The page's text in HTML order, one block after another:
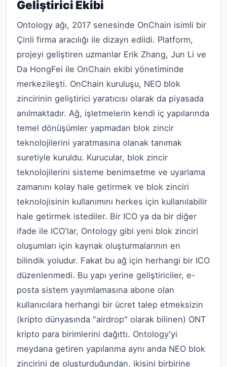
Geliştirici Ekibi
Ontology ağı, 2017 senesinde OnChain isimli bir
Çinli firma aracılığı ile dizayn edildi. Platform,
projeyi geliştiren uzmanlar Erik Zhang, Jun Li ve
Da HongFei ile OnChain ekibi yönetiminde
merkezileşti. OnChain kuruluşu, NEO blok
zincirinin geliştirici yaratıcısı olarak da piyasada
anılmaktadır. Ağ, işletmelerin kendi iç yapılarında
temel dönüşümler yapmadan blok zincir
teknolojilerini yaratmasına olanak tanımak
suretiyle kuruldu. Kurucular, blok zincir
teknolojilerini sisteme benimsetme ve uyarlama
zamanını kolay hale getirmek ve blok zinciri
teknolojisinin kullanımını herkes için kullanılabilir
hale getirmek istediler. Bir ICO ya da bir diğer
ifade ile ICO'lar, Ontology gibi yeni blok zinciri
oluşumları için kaynak oluşturmalarının en
bilindik yoludur. Fakat bu ağ için herhangi bir ICO
düzenlenmedi. Bu yapı yerine geliştiriciler, e-
posta sistem yayımlamasına abone olan
kullanıcılara herhangi bir ücret talep etmeksizin
(kripto dünyasında "airdrop" olarak bilinen) ONT
kripto para birimlerini dağıttı. Ontology'yi
meydana getiren yapılanma aynı anda NEO blok
zincirini de oluşturduğundan, ikisini birbirine